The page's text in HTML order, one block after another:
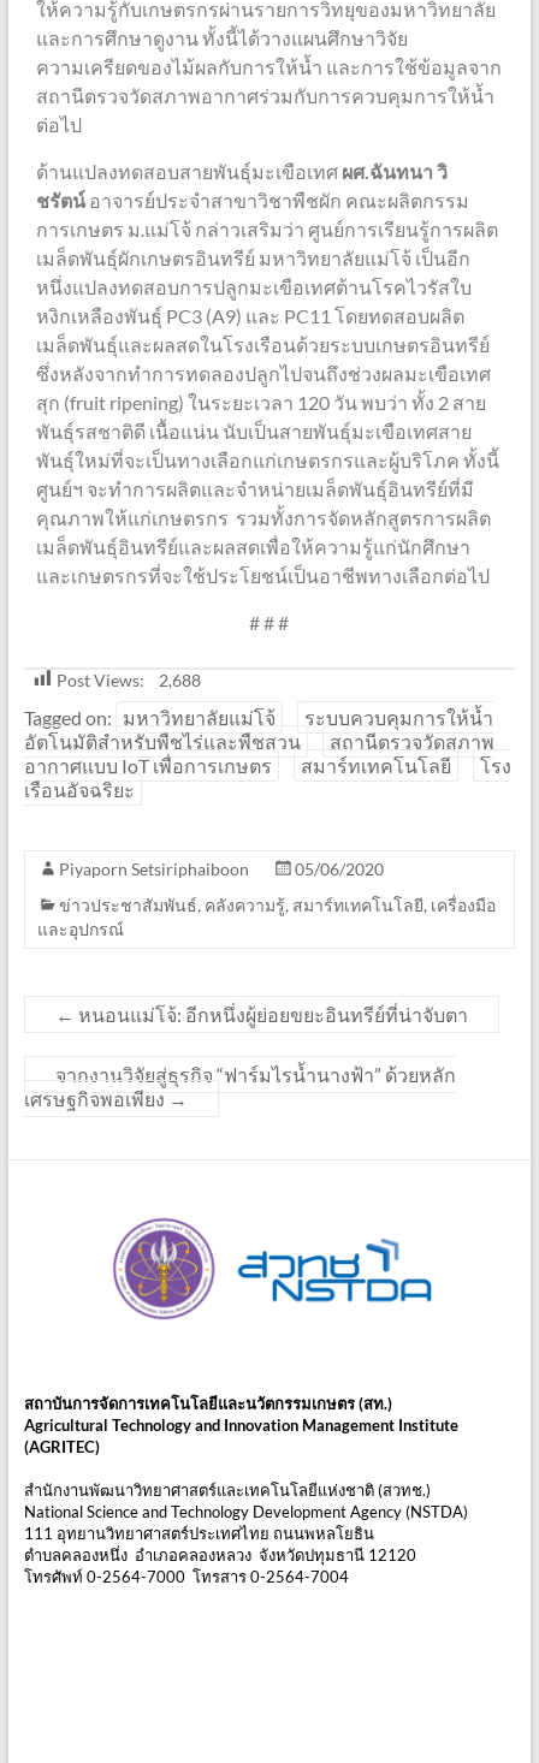
ให้ความรู้กับเกษตรกรผ่านรายการวิทยุของมหาวิทยาลัย
และการศึกษาดูงาน ทั้งนี้ได้วางแผนศึกษาวิจัย
ความเครียดของไม้ผลกับการให้น้ำ และการใช้ข้อมูลจาก
สถานีตรวจวัดสภาพอากาศร่วมกับการควบคุมการให้น้ำ
ต่อไป
ด้านแปลงทดสอบสายพันธุ์มะเขือเทศ ผศ.ฉันทนา วิ
ชรัตน์อาจารย์ประจำสาขาวิชาพืชผัก คณะผลิตกรรม
การเกษตร ม.แม่โจ้ กล่าวเสริมว่า ศูนย์การเรียนรู้การผลิต
เมล็ดพันธุ์ผักเกษตรอินทรีย์ มหาวิทยาลัยแม่โจ้ เป็นอีก
หนึ่งแปลงทดสอบการปลูกมะเขือเทศต้านโรคไวรัสใบ
หงิกเหลืองพันธุ์ PC3 (A9) และ PC11 โดยทดสอบผลิต
เมล็ดพันธุ์และผลสดในโรงเรือนด้วยระบบเกษตรอินทรีย์
ซึ่งหลังจากทำการทดลองปลูกไปจนถึงช่วงผลมะเขือเทศ
สุก (fruit ripening) ในระยะเวลา 120 วัน พบว่า ทั้ง 2 สาย
พันธุ์รสชาติดี เนื้อแน่น นับเป็นสายพันธุ์มะเขือเทศสาย
พันธุ์ใหม่ที่จะเป็นทางเลือกแก่เกษตรกรและผู้บริโภค ทั้งนี้
ศูนย์ฯ จะทำการผลิตและจำหน่ายเมล็ดพันธุ์อินทรีย์ที่มี
คุณภาพให้แก่เกษตรกร รวมทั้งการจัดหลักสูตรการผลิต
เมล็ดพันธุ์อินทรีย์และผลสดเพื่อให้ความรู้แก่นักศึกษา
และเกษตรกรที่จะใช้ประโยชน์เป็นอาชีพทางเลือกต่อไป
# # #
Post Views: 2,688
Tagged on: มหาวิทยาลัยแม่โจ้
ระบบควบคุมการให้น้ำ
อัตโนมัติสำหรับพืชไร่และพืชสวน
สถานีตรวจวัดสภาพ
อากาศแบบ IoT เพื่อการเกษตร
สมาร์ทเทคโนโลยี
โรง
เรือนอัจฉริยะ
Piyaporn Setsiriphaiboon
05/06/2020
ข่าวประชาสัมพันธ์, คลังความรู้, สมาร์ทเทคโนโลยี, เครื่องมือ
และอุปกรณ์
← หนอนแม่โจ้: อีกหนึ่งผู้ย่อยขยะอินทรีย์ที่น่าจับตา
จากงานวิจัยสู่ธุรกิจ “ฟาร์มไรน้ำนางฟ้า” ด้วยหลัก
เศรษฐกิจพอเพียง →
สถาบันการจัดการเทคโนโลยีและนวัตกรรมเกษตร (สท.)
Agricultural Technology and Innovation Management Institute
(AGRITEC)
สำนักงานพัฒนาวิทยาศาสตร์และเทคโนโลยีแห่งชาติ (สวทช.)
National Science and Technology Development Agency (NSTDA)
111 อุทยานวิทยาศาสตร์ประเทศไทย ถนนพหลโยธิน
ตำบลคลองหนึ่ง อำเภอคลองหลวง จังหวัดปทุมธานี 12120
โทรศัพท์ 0-2564-7000 โทรสาร 0-2564-7004